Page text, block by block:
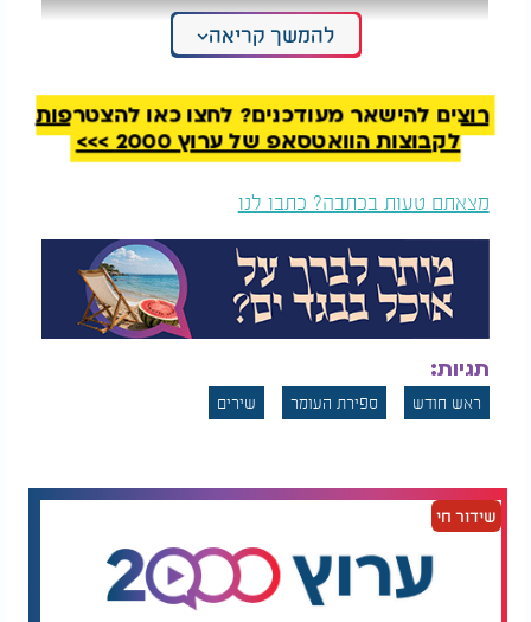
להמשך קריאה
רוצים להישאר מעודכנים? לחצו כאן להצטרפות
לקבוצות הוואטסאפ של ערוץ 2000 >>>
מצאתם טעות בכתבה? כתבו לנו
תגיות:
ראש חודש ספירת העומר שירים
שידור חי